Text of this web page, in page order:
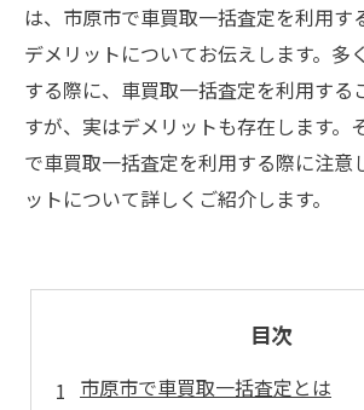
は、市原市で車買取一括査定を利用す
デメリットについてお伝えします。多
する際に、車買取一括査定を利用する
すが、実はデメリットも存在します。
で車買取一括査定を利用する際に注意
ットについて詳しくご紹介します。
目次
市原市で車買取一括査定とは